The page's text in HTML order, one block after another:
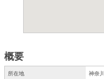
概要
所在地 神奈